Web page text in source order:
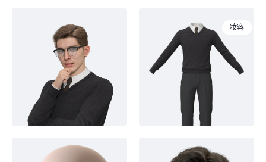
人物
套装
眼镜
妆容